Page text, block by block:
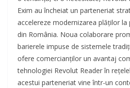
Exim au încheiat un parteneriat
accelereze modernizarea plăților la
din România. Noua colaborare
barierele impuse de sistemele
ofere comercianților un avantaj
tehnologiei Revolut Reader în
acestui parteneriat vine într-un